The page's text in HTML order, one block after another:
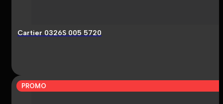
Cartier 0326S 005 5720
PROMO